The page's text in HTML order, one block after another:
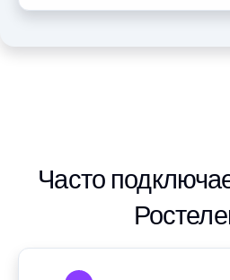
Часто